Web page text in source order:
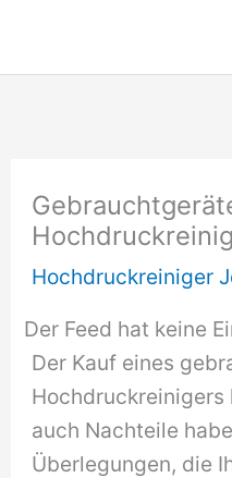
springen
Hochdruckreiniger
Der Feed hat keine
Der Kauf eines
Hochdruckreinigers
auch Nachteile
Überlegungen, die